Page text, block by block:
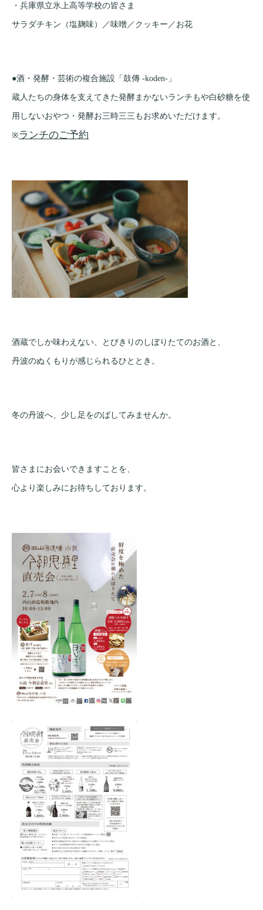
・兵庫県立氷上高等学校の皆さま
サラダチキン（塩麹味）／味噌／クッキー／お花
●酒・発酵・芸術の複合施設「鼓傳 -koden-」
蔵人たちの身体を支えてきた発酵まかないランチもや白砂糖を使
用しないおやつ・発酵お三時三三もお求めいただけます。
※ランチのご予約
酒蔵でしか味わえない、とびきりのしぼりたてのお酒と、
丹波のぬくもりが感じられるひととき。
冬の丹波へ、少し足をのばしてみませんか。
皆さまにお会いできますことを、
心より楽しみにお待ちしております。